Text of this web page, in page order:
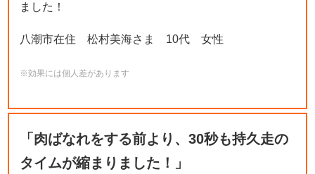
ました！
八潮市在住 松村美海さま 10代 女性
※効果には個人差があります
「肉ばなれをする前より、30秒も持久走の
タイムが縮まりました！」